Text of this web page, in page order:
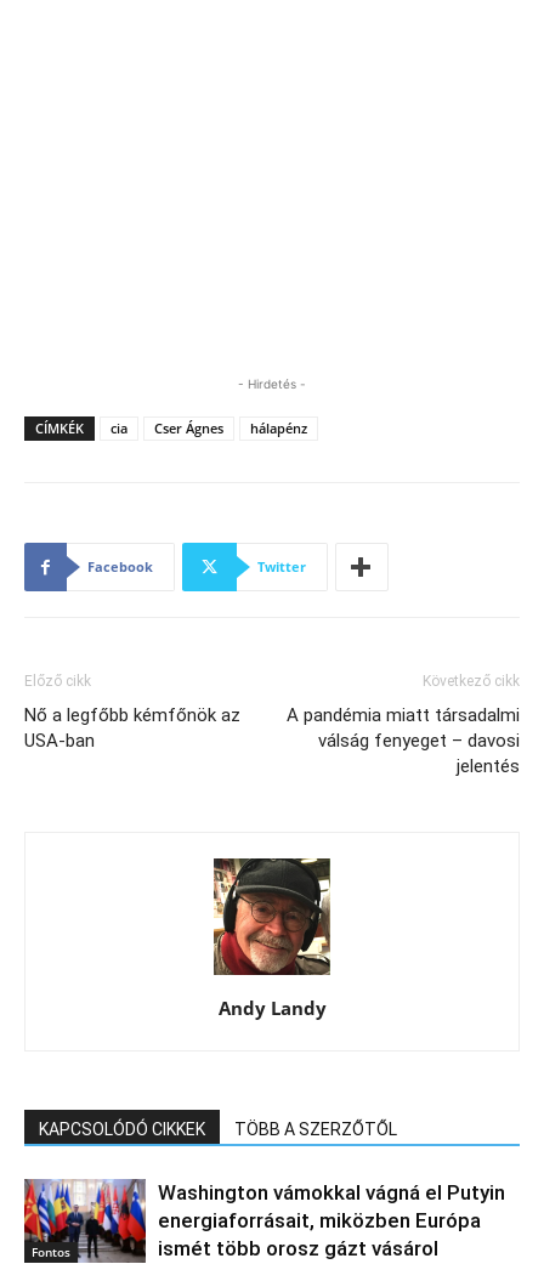
- Hirdetés -
CÍMKÉK cia Cser Ágnes hálapénz
Facebook Twitter
Előző cikk
Nő a legfőbb kémfőnök az
USA-ban
Következő cikk
A pandémia miatt társadalmi
válság fenyeget – davosi
jelentés
Andy Landy
KAPCSOLÓDÓ CIKKEK TÖBB A SZERZŐTŐL
Fontos
Washington vámokkal vágná el Putyin
energiaforrásait, miközben Európa
ismét több orosz gázt vásárol